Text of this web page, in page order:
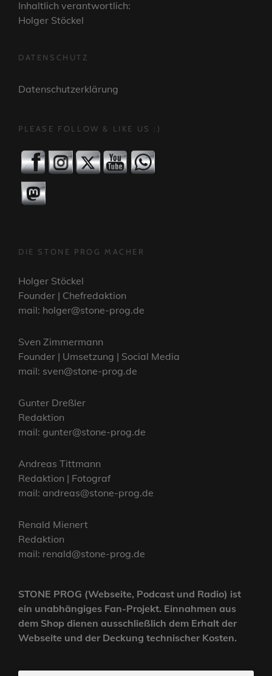
Inhaltlich verantwortlich:
Holger Stöckel
DATENSCHUTZ
Datenschutzerklärung
PLEASE FOLLOW & LIKE US :)
DIE STONE PROG MACHER
Holger Stöckel
Founder | Chefredaktion
mail: holger@stone-prog.de
Sven Zimmermann
Founder | Umsetzung | Social Media
mail: sven@stone-prog.de
Gunter Dreßler
Redaktion
mail: gunter@stone-prog.de
Andreas Tittmann
Redaktion | Fotograf
mail: andreas@stone-prog.de
Renald Mienert
Redaktion
mail: renald@stone-prog.de
STONE PROG (Webseite, Podcast und Radio) ist
ein unabhängiges Fan-Projekt. Einnahmen aus
dem Shop dienen ausschließlich dem Erhalt der
Webseite und der Deckung technischer Kosten.